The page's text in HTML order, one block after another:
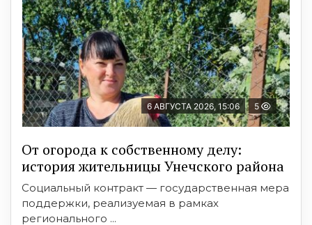
6 АВГУСТА 2026, 15:06 5
От огорода к собственному делу:
история жительницы Унечского района
Социальный контракт — государственная мера
поддержки, реализуемая в рамках
регионального ...